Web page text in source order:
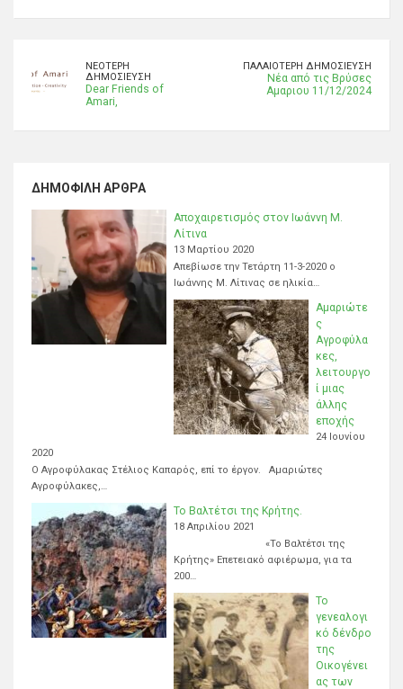
ΝΕΌΤΕΡΗ
ΔΗΜΟΣΊΕΥΣΗ
Dear Friends of
Amari,
ΠΑΛΑΙΌΤΕΡΗ ΔΗΜΟΣΊΕΥΣΗ
Νέα από τις Βρύσες
Αμαριου 11/12/2024
ΔΗΜΟΦΙΛΉ ΆΡΘΡΑ
Αποχαιρετισμός στον Ιωάννη Μ.
Λίτινα
13 Μαρτίου 2020
Απεβίωσε την Τετάρτη 11-3-2020 ο
Ιωάννης Μ. Λίτινας σε ηλικία…
Αμαριώτε
ς
Αγροφύλα
κες,
λειτουργο
ί μιας
άλλης
εποχής
24 Ιουνίου
2020
Ο Αγροφύλακας Στέλιος Καπαρός, επί το έργον. Αμαριώτες
Αγροφύλακες,…
Το Βαλτέτσι της Κρήτης.
18 Απριλίου 2021
«Το Βαλτέτσι της
Κρήτης» Επετειακό αφιέρωμα, για τα
200…
Το
γενεαλογι
κό δένδρο
της
Οικογένει
ας των